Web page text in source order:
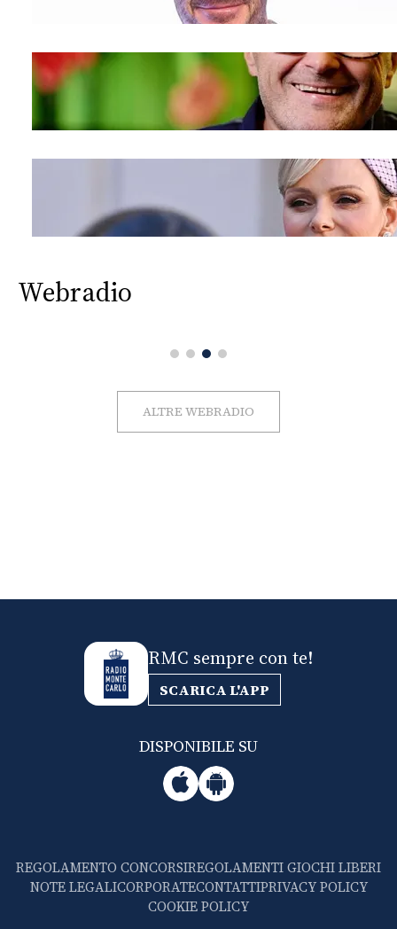
Webradio
ALTRE WEBRADIO
RMC sempre con te!
SCARICA L'APP
DISPONIBILE SU
REGOLAMENTO CONCORSIREGOLAMENTI GIOCHI LIBERI
NOTE LEGALICORPORATECONTATTIPRIVACY POLICY
COOKIE POLICY